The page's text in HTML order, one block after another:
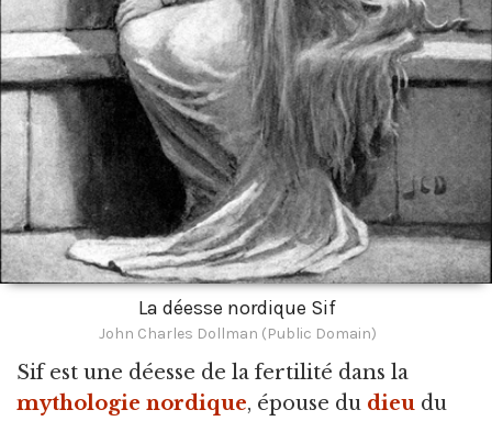
La déesse nordique Sif
John Charles Dollman (Public Domain)
Sif est une déesse de la fertilité dans la
mythologie nordique, épouse du dieu du